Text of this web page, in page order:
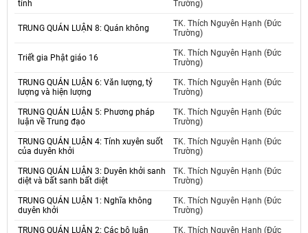
tính
Trường)
TRUNG QUÁN LUẬN 8: Quán không
TK. Thích Nguyên Hạnh (Đức
Trường)
Triết gia Phật giáo 16
TK. Thích Nguyên Hạnh (Đức
Trường)
TRUNG QUÁN LUẬN 6: Văn lượng, tỷ
lượng và hiện lượng
TK. Thích Nguyên Hạnh (Đức
Trường)
TRUNG QUÁN LUẬN 5: Phương pháp
luận về Trung đạo
TK. Thích Nguyên Hạnh (Đức
Trường)
TRUNG QUÁN LUẬN 4: Tính xuyên suốt
của duyên khởi
TK. Thích Nguyên Hạnh (Đức
Trường)
TRUNG QUÁN LUẬN 3: Duyên khởi sanh
diệt và bất sanh bất diệt
TK. Thích Nguyên Hạnh (Đức
Trường)
TRUNG QUÁN LUẬN 1: Nghĩa không
duyên khởi
TK. Thích Nguyên Hạnh (Đức
Trường)
TRUNG QUÁN LUẬN 2: Các bộ luận TK. Thích Nguyên Hạnh (Đức